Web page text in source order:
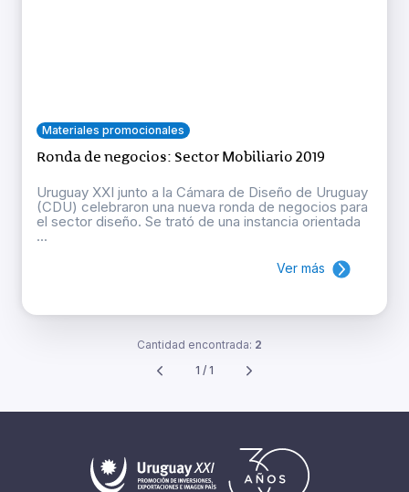
Materiales promocionales
Ronda de negocios: Sector Mobiliario 2019
Uruguay XXI junto a la Cámara de Diseño de Uruguay
(CDU) celebraron una nueva ronda de negocios para
el sector diseño. Se trató de una instancia orientada
...
Ver más
Cantidad encontrada: 2
1 / 1